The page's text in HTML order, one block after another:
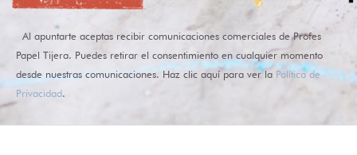
Al apuntarte aceptas recibir comunicaciones comerciales de Profes
Papel Tijera. Puedes retirar el consentimiento en cualquier momento
desde nuestras comunicaciones. Haz clic aquí para ver la Política de
Privacidad.